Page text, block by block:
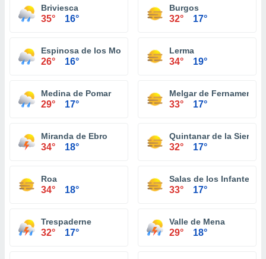
Briviesca
35° 16°
Burgos
32° 17°
Espinosa de los Monteros
26° 16°
Lerma
34° 19°
Medina de Pomar
29° 17°
Melgar de Fernamental
33° 17°
Miranda de Ebro
34° 18°
Quintanar de la Sierra
32° 17°
Roa
34° 18°
Salas de los Infantes
33° 17°
Trespaderne
32° 17°
Valle de Mena
29° 18°